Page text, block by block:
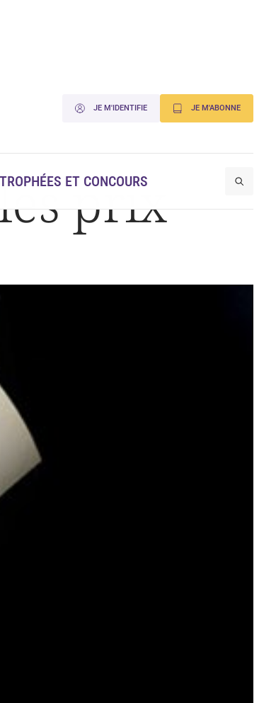
JE M'IDENTIFIE JE M'ABONNE
TROPHÉES ET CONCOURS
prix